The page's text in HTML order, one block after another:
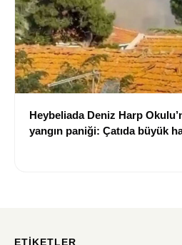
Heybeliada Deniz Harp
yangın paniği: Çatıda büyük
ETIKETLER